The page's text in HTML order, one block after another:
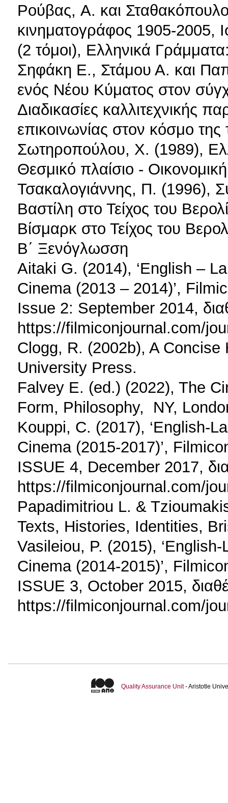
Ρούβας, A. και
κινηματογράφος 1905-2005,
(2 τόμοι), Ελληνικά
Σηφάκη Ε., Στάμου Α. και
ενός Νέου Κύματος στον
Διαδικασίες καλλιτεχνικής
επικοινωνίας στον κόσμο
Σωτηροπούλου, Χ. (1989),
Θεσμικό πλαίσιο -
Τσακαλογιάννης, Π. (1996),
Βαστίλη στο Τείχος του
Βίσμαρκ στο Τείχος του
Β΄ Ξενόγλωσση
Aitaki G. (2014), ‘English –
Cinema (2013 – 2014)’,
Issue 2: September 2014,
https://filmiconjournal.com/
Clogg, R. (2002b), A
University Press.
Falvey E. (ed.) (2022), The
Form, Philosophy, ‎ NY,
Kouppi, C. (2017), ‘English-
Cinema (2015-2017)’,
ISSUE 4, December 2017,
https://filmiconjournal.com/
Papadimitriou L. &
Texts, Histories, Identities,
Vasileiou, P. (2015),
Cinema (2014-2015)’,
ISSUE 3, October 2015,
https://filmiconjournal.com/
Quality Assurance Unit- Aristotle